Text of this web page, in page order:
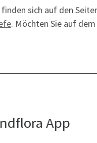
sich auf den
. Möchten Sie auf
App